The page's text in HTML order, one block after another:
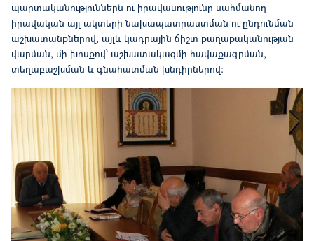
պարտականություններն ու իրավասությունը սահմանող
իրավական այլ ակտերի նախապատրաստման ու ընդունման
աշխատանքներով, այլև կադրային ճիշտ քաղաքականության
վարման, մի խոսքով՝ աշխատակազմի հավաքագրման,
տեղաբաշխման և գնահատման խնդիրներով: